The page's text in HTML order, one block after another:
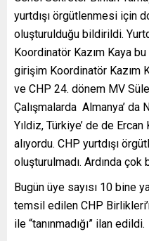
yurtdışı örgütlenmesi için
oluşturulduğu bildirildi.
Koordinatör Kazım Kaya
girişim Koordinatör Kazım
ve CHP 24. dönem MV
Çalışmalarda Almanya’ da
Yıldiz, Türkiye’ de de
alıyordu. CHP yurtdışı
oluşturulmadı. Ardında
Bugün üye sayısı 10 bine
temsil edilen CHP
ile “tanınmadığı” ilan edildi.